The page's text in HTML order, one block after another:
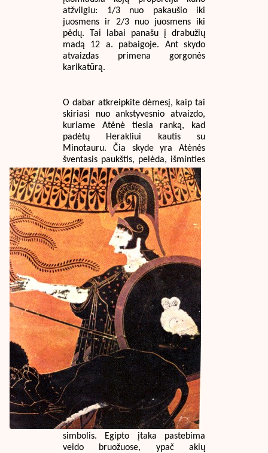
atžvilgiu: 1/3 nuo pakaušio iki
juosmens ir 2/3 nuo juosmens iki
pėdų. Tai labai panašu į drabužių
madą 12 a. pabaigoje. Ant skydo
atvaizdas primena gorgonės
karikatūrą.
O dabar atkreipkite dėmesį, kaip tai
skiriasi nuo ankstyvesnio atvaizdo,
kuriame Atėnė tiesia ranką, kad
padėtų Herakliui kautis su
Minotauru. Čia skyde yra Atėnės
šventasis paukštis, pelėda, išminties
simbolis. Egipto įtaka pastebima
veido bruožuose, ypač akių